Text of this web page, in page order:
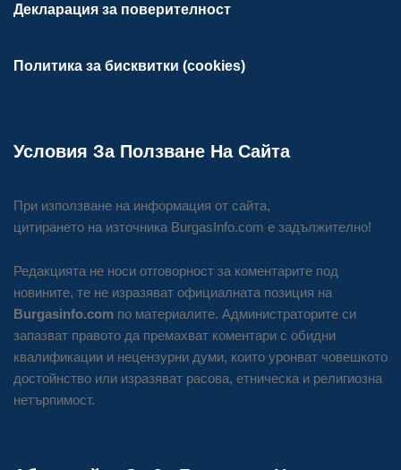
Декларация за поверителност
Политика за бисквитки (cookies)
Условия За Ползване На Сайта
При използване на информация от сайта,
цитирането на източника BurgasInfo.com е задължително!
Редакцията не носи отговорност за коментарите под
новините, те не изразяват официалната позиция на
Burgasinfo.com по материалите. Администраторите си
запазват правото да премахват коментари с обидни
квалификации и нецензурни думи, които уронват човешкото
достойнство или изразяват расова, етническа и религиозна
нетърпимост.